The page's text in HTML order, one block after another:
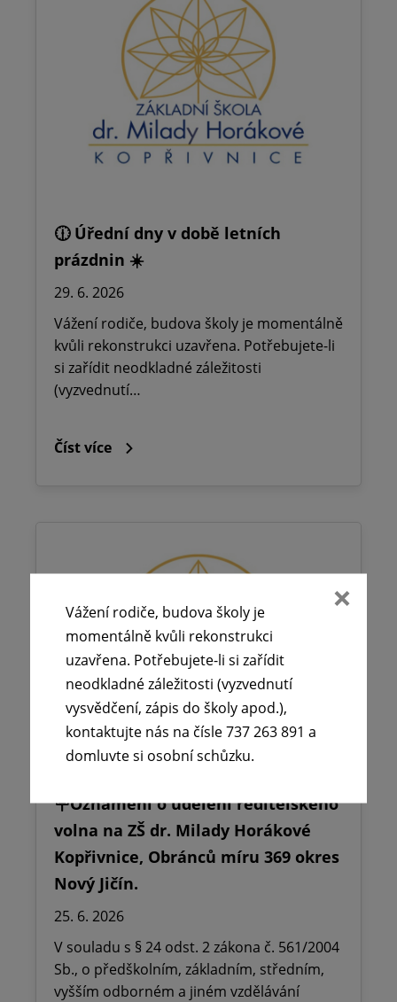
🕧 Úřední dny v době letních
prázdnin ☀️
29. 6. 2026
Vážení rodiče, budova školy je momentálně
kvůli rekonstrukci uzavřena. Potřebujete-li
si zařídit neodkladné záležitosti
(vyzvednutí…
Číst více
🪧Oznámení o udělení ředitelského
volna na ZŠ dr. Milady Horákové
Kopřivnice, Obránců míru 369 okres
Nový Jičín.
25. 6. 2026
V souladu s § 24 odst. 2 zákona č. 561/2004
Sb., o předškolním, základním, středním,
vyšším odborném a jiném vzdělávání
Vážení rodiče, budova školy je
momentálně kvůli rekonstrukci
uzavřena. Potřebujete-li si zařídit
neodkladné záležitosti (vyzvednutí
vysvědčení, zápis do školy apod.),
kontaktujte nás na čísle 737 263 891 a
domluvte si osobní schůzku.